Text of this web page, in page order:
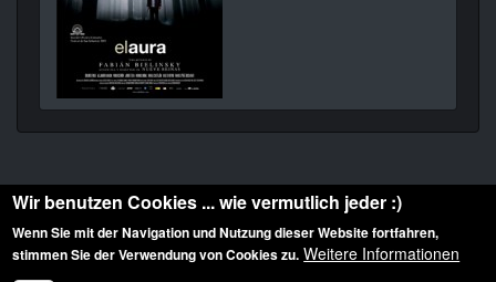
Diese Website ist urheberrechtlich geschützt: © 2010-2026 der Film Noir de. Alle
Wir benutzen Cookies ... wie vermutlich jeder :)
Wenn Sie mit der Navigation und Nutzung dieser Website fortfahren,
stimmen Sie der Verwendung von Cookies zu. Weitere Informationen